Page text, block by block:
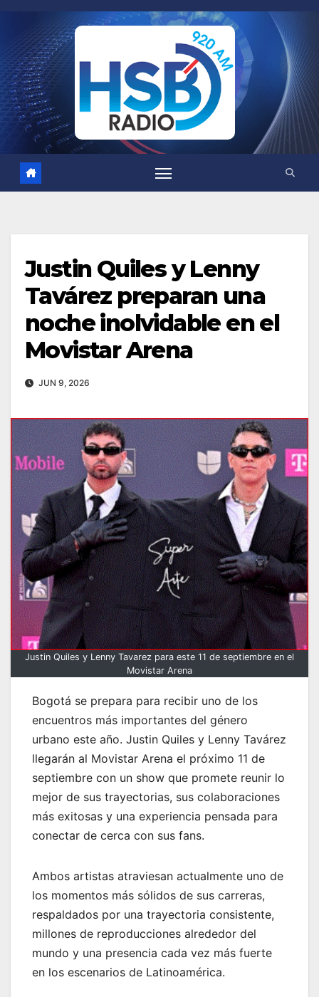
contenido
Justin Quiles y Lenny
Tavárez preparan una
noche inolvidable en el
Movistar Arena
JUN 9, 2026
Justin Quiles y Lenny Tavarez para este 11 de septiembre en el
Movistar Arena
Bogotá se prepara para recibir uno de los
encuentros más importantes del género
urbano este año. Justin Quiles y Lenny Tavárez
llegarán al Movistar Arena el próximo 11 de
septiembre con un show que promete reunir lo
mejor de sus trayectorias, sus colaboraciones
más exitosas y una experiencia pensada para
conectar de cerca con sus fans.
Ambos artistas atraviesan actualmente uno de
los momentos más sólidos de sus carreras,
respaldados por una trayectoria consistente,
millones de reproducciones alrededor del
mundo y una presencia cada vez más fuerte
en los escenarios de Latinoamérica.